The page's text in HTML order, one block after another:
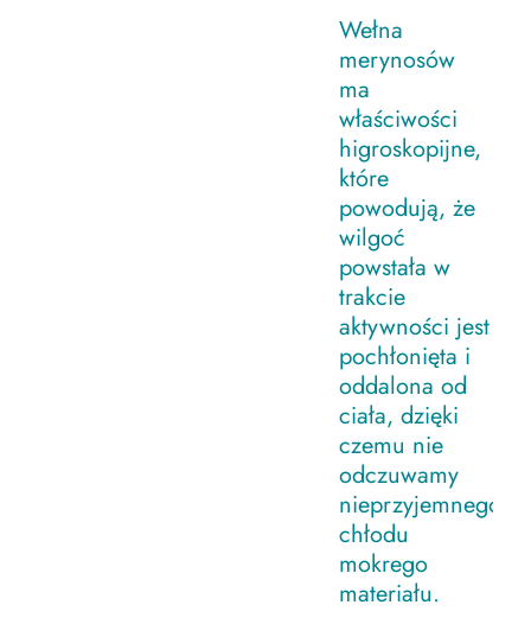
Wełna
merynosów
ma
właściwości
higroskopijne,
które
powodują, że
wilgoć
powstała w
trakcie
aktywności jest
pochłonięta i
oddalona od
ciała, dzięki
czemu nie
odczuwamy
nieprzyjemnego
chłodu
mokrego
materiału.